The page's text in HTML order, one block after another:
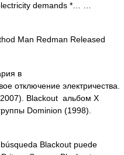
demands *… …
Man Redman Released
в
отключение электричества.
Blackout альбом X
Dominion (1998).
Blackout puede